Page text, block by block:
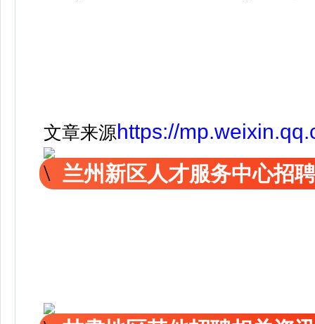
文章来源https://
兰州新区人才服务中心招